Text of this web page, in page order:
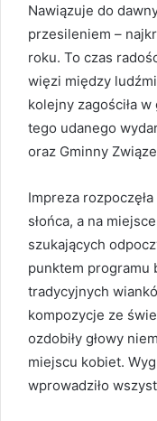
Nawiązuje do
przesileniem –
roku. To czas
więzi między
kolejny zagościła
tego udanego
oraz Gminny
Impreza
słońca, a na
szukających
punktem programu
tradycyjnych
kompozycje ze
ozdobiły głowy
miejscu kobiet.
wprowadziło